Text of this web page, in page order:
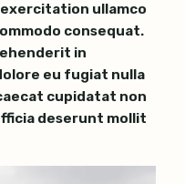
ullamco
consequat.
in
eu fugiat nulla
cupidatat non
deserunt mollit